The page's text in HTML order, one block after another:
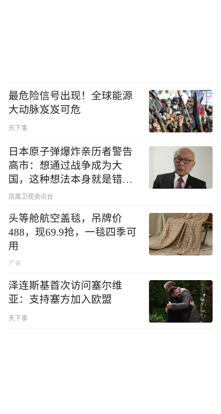
最危险信号出现！全球能源
大动脉岌岌可危
天下事
日本原子弹爆炸亲历者警告
高市：想通过战争成为大
国，这种想法本身就是错误
的
凤凰卫视资讯台
头等舱航空盖毯，吊牌价
488，现69.9抢，一毯四季可
用
泽连斯基首次访问塞尔维
亚：支持塞方加入欧盟
天下事